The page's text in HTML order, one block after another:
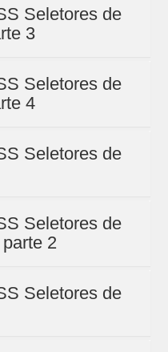
Seletores de
3
Seletores de
4
Seletores de
Seletores de
2
Seletores de